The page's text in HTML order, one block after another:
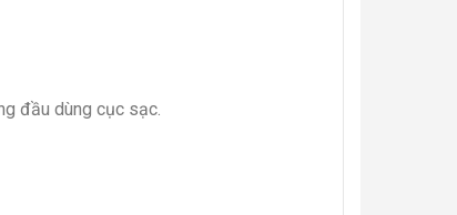
đầu dùng cục sạc.